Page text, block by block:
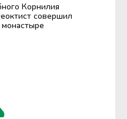
Корнилия
совершил